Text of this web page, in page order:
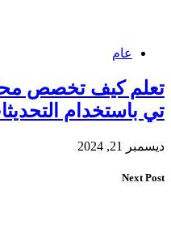
عام
تعلم كيف تخصص
تي باستخدام
ديسمبر 21, 2024
Next Post